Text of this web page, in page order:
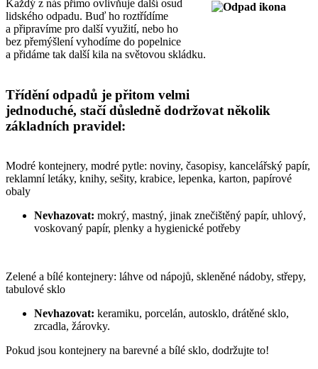
Každý z nás přímo ovlivňuje další osud
lidského odpadu. Buď ho roztřídíme
a připravíme pro další využití, nebo ho
bez přemýšlení vyhodíme do popelnice
a přidáme tak další kila na světovou skládku.
Třídění odpadů je přitom velmi
jednoduché, stačí důsledně dodržovat několik
základních pravidel:
Modré kontejnery, modré pytle: noviny, časopisy, kancelářský papír,
reklamní letáky, knihy, sešity, krabice, lepenka, karton, papírové
obaly
Nevhazovat: mokrý, mastný, jinak znečištěný papír, uhlový,
voskovaný papír, plenky a hygienické potřeby
Zelené a bílé kontejnery: láhve od nápojů, skleněné nádoby, střepy,
tabulové sklo
Nevhazovat: keramiku, porcelán, autosklo, drátěné sklo,
zrcadla, žárovky.
Pokud jsou kontejnery na barevné a bílé sklo, dodržujte to!